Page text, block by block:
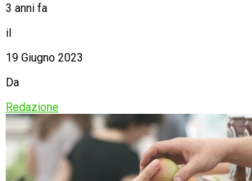
3 anni fa
il
19 Giugno 2023
Da
Redazione